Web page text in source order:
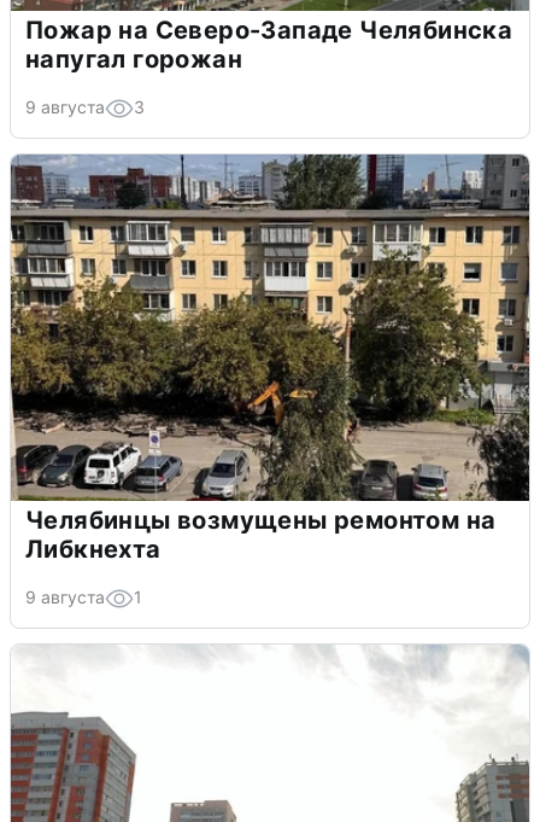
Пожар на Северо-Западе Челябинска
напугал горожан
9 августа 3
Челябинцы возмущены ремонтом на
Либкнехта
9 августа 1